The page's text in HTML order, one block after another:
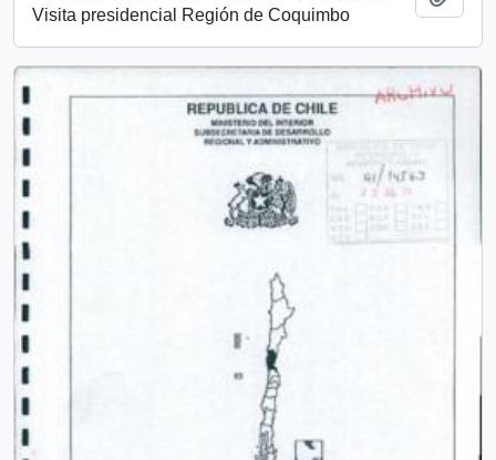
Visita presidencial Región de Coquimbo